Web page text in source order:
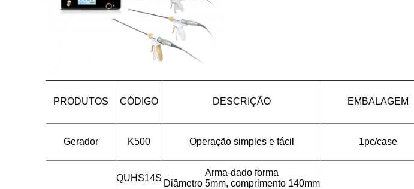
PRODUTOS CÓDIGO DESCRIÇÃO EMBALAGEM
Gerador K500 Operação simples e fácil 1pc/case
QUHS14S
Arma-dado forma
Diâmetro 5mm, comprimento 140mm